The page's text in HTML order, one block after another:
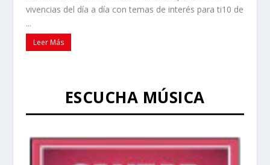
vivencias del día a día con temas de interés para ti10 de
...
Leer Más
ESCUCHA MÚSICA